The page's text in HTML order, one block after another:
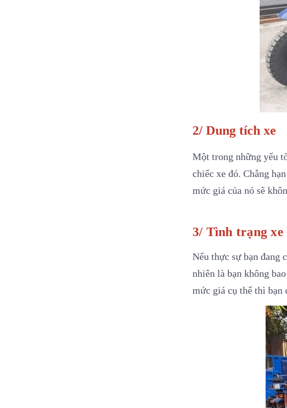
2/ Dung tích xe
Một trong những yếu
chiếc xe đó. Chẳng
mức giá của nó sẽ
3/ Tình trạng xe
Nếu thực sự bạn đang
nhiên là bạn không
mức giá cụ thể thì bạn